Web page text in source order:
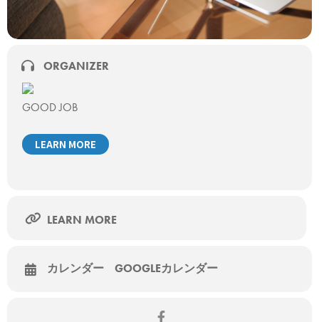
ORGANIZER
GOOD JOB
LEARN MORE
LEARN MORE
カレンダー GOOGLEカレンダー